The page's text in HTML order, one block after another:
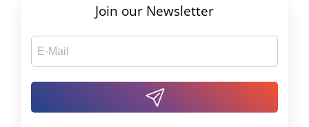
Join our Newsletter